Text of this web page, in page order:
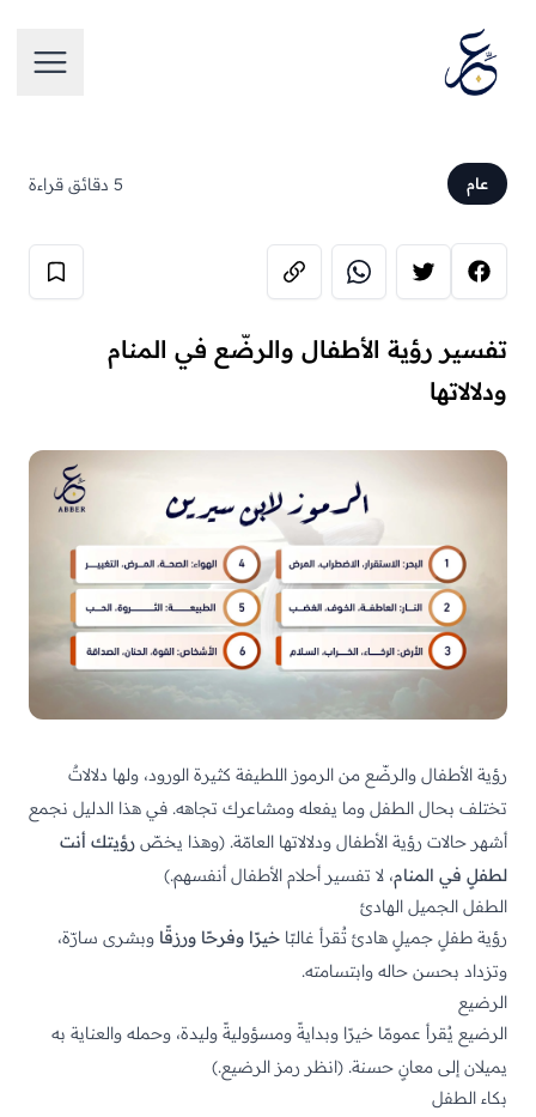
فتح
عام 5 دقائق قراءة
تفسير رؤية الأطفال والرضّع في المنام
ودلالاتها
رؤية الأطفال والرضّع من الرموز اللطيفة كثيرة الورود، ولها دلالاتٌ
تختلف بحال الطفل وما يفعله ومشاعرك تجاهه. في هذا الدليل نجمع
أشهر حالات رؤية الأطفال ودلالاتها العامّة. (وهذا يخصّ رؤيتك أنت
لطفلٍ في المنام، لا تفسير أحلام الأطفال أنفسهم.)
الطفل الجميل الهادئ
رؤية طفلٍ جميلٍ هادئ تُقرأ غالبًا خيرًا وفرحًا ورزقًا وبشرى سارّة،
وتزداد بحسن حاله وابتسامته.
الرضيع
الرضيع يُقرأ عمومًا خيرًا وبدايةً ومسؤوليةً وليدة، وحمله والعناية به
يميلان إلى معانٍ حسنة. (انظر رمز الرضيع.)
بكاء الطفل